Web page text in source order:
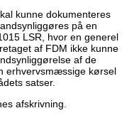
kunne dokumenteres
på en
LSR, hvor en generel
af FDM ikke kunne
af de
erhvervsmæssige kørsel
satser.
afskrivning.